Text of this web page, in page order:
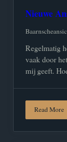
Nieuwe
Regelmatig
vaak door
mij geeft.
Read More